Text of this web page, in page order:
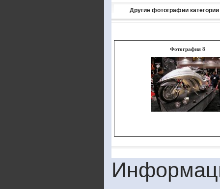
Другие фотографии категории
Фотография 8